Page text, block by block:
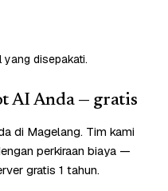
yang disepakati.
AI Anda — gratis
di Magelang. Tim kami
perkiraan biaya —
gratis 1 tahun.